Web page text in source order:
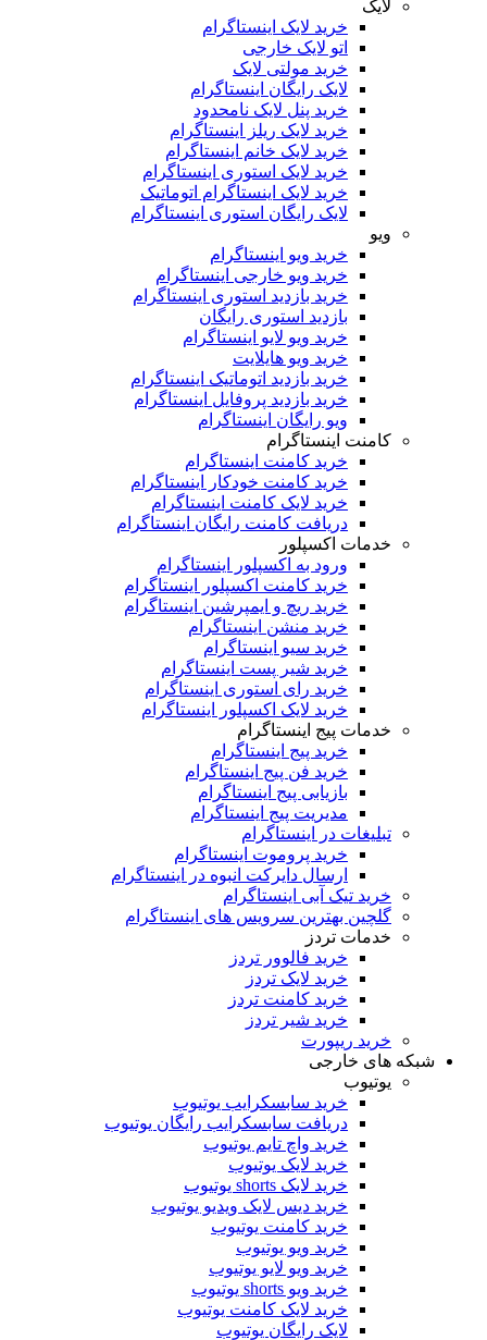
خرید لایک اینستاگرام
اتو لایک خارجی
خرید مولتی لایک
لایک رایگان اینستاگرام
خرید پنل لایک نامحدود
خرید لایک ریلز اینستاگرام
خرید لایک خانم اینستاگرام
خرید لایک استوری اینستاگرام
خرید لایک اینستاگرام اتوماتیک
لایک رایگان استوری اینستاگرام
خرید ویو اینستاگرام
خرید ویو خارجی اینستاگرام
خرید بازدید استوری اینستاگرام
بازدید استوری رایگان
خرید ویو لایو اینستاگرام
خرید ویو هایلایت
خرید بازدید اتوماتیک اینستاگرام
خرید بازدید پروفایل اینستاگرام
ویو رایگان اینستاگرام
اینستاگرام
خرید کامنت اینستاگرام
خرید کامنت خودکار اینستاگرام
خرید لایک کامنت اینستاگرام
دریافت کامنت رایگان اینستاگرام
اکسپلور
ورود به اکسپلور اینستاگرام
خرید کامنت اکسپلور اینستاگرام
خرید ریچ و ایمپرشین اینستاگرام
خرید منشن اینستاگرام
خرید سیو اینستاگرام
خرید شیر پست اینستاگرام
خرید رای استوری اینستاگرام
خرید لایک اکسپلور اینستاگرام
پیج اینستاگرام
خرید پیج اینستاگرام
خرید فن پیج اینستاگرام
بازیابی پیج اینستاگرام
مدیریت پیج اینستاگرام
در اینستاگرام
خرید پروموت اینستاگرام
ارسال دایرکت انبوه در اینستاگرام
تیک آبی اینستاگرام
بهترین سرویس های اینستاگرام
تردز
خرید فالوور تردز
خرید لایک تردز
خرید کامنت تردز
خرید شیر تردز
ریپورت
خارجی
خرید سابسکرایب یوتیوب
دریافت سابسکرایب رایگان یوتیوب
خرید واچ تایم یوتیوب
خرید لایک یوتیوب
خرید دیس لایک ویدیو یوتیوب
خرید کامنت یوتیوب
خرید ویو یوتیوب
خرید ویو لایو یوتیوب
خرید لایک کامنت یوتیوب
لایک رایگان یوتیوب